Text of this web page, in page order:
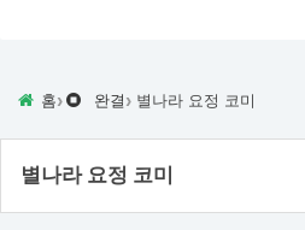
홈› 완결 › 별나라 요정 코미
별나라 요정 코미